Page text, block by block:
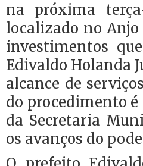
na próxima
localizado no
investimentos
Edivaldo Holanda
alcance de
do procedimento
da Secretaria
os avanços do